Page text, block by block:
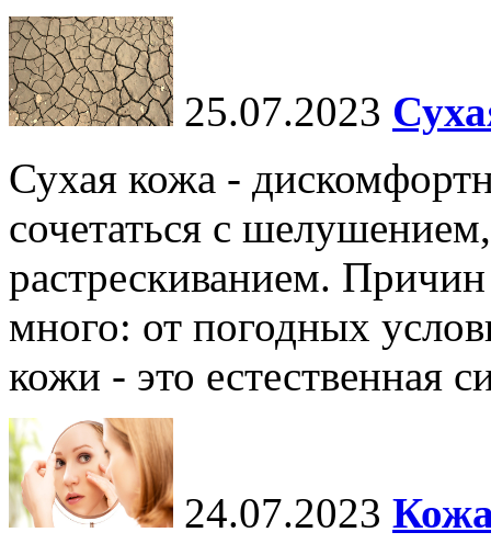
25.07.2023
Сухая кожа -
сочетаться с
растрескиванием.
много: от погодных
кожи - это естественная
24.07.2023